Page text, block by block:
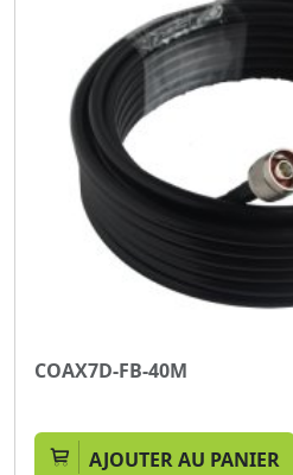
COAX7D-FB-40M
AJOUTER AU PANIER